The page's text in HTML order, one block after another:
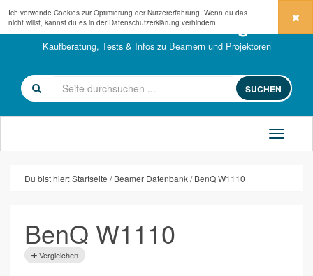
beamerkaufberatung.de
Kaufberatung, Tests & Infos zu Beamern und Projektoren
SUCHEN
Du bist hier:Startseite Beamer Datenbank BenQ W1110
BenQ W1110
Vergleichen
Ich verwende Cookies zur Optimierung der Nutzererfahrung. Wenn du das
nicht willst, kannst du es in der Datenschutzerklärung verhindern.